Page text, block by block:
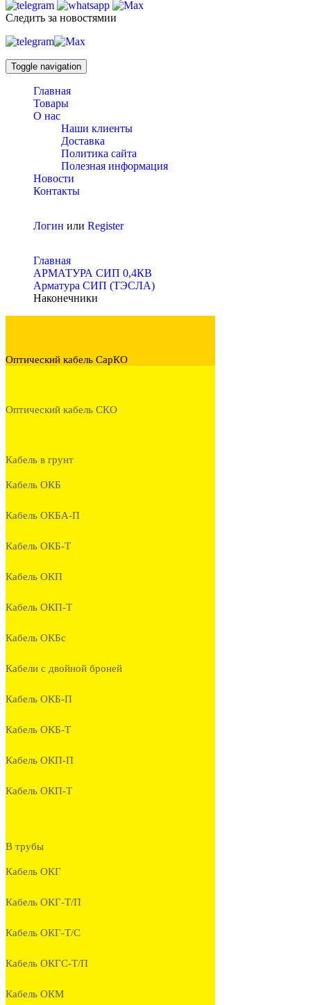
Следить за новостямии
Toggle navigation
Главная
Товары
О нас
Наши клиенты
Доставка
Политика сайта
Полезная информация
Новости
Контакты
Логин или Register
Главная
АРМАТУРА СИП 0,4КВ
Арматура СИП (ТЭСЛА)
Наконечники
Оптический кабель СарКО
Оптический кабель СКО
Кабель в грунт
Кабель ОКБ
Кабель ОКБА-П
Кабель ОКБ-Т
Кабель ОКП
Кабель ОКП-Т
Кабель ОКБc
Кабели с двойной броней
Кабель ОКБ-П
Кабель ОКБ-Т
Кабель ОКП-П
Кабель ОКП-Т
В трубы
Кабель ОКГ
Кабель ОКГ-Т/П
Кабель ОКГ-Т/С
Кабель ОКГС-Т/П
Кабель ОКМ